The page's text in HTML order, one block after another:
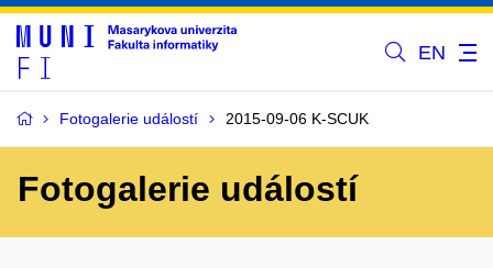
EN
Fotogalerie událostí 2015-09-06 K-SCUK
Fotogalerie událostí